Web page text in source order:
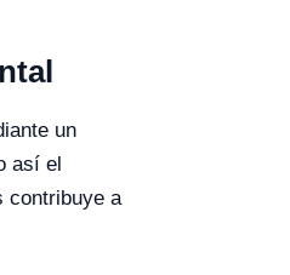
un
así el
contribuye a